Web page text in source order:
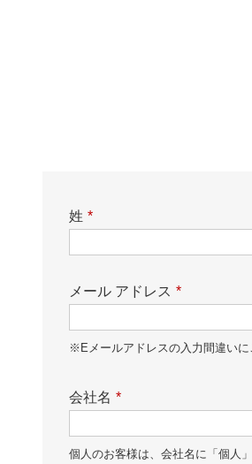
*
姓
*
メール アドレス
※Eメールアドレスの入力間違いに
*
会社名
個人のお客様は、会社名に「個人